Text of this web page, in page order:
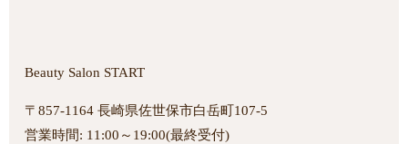
Beauty Salon START
〒857-1164 長崎県佐世保市白岳町107-5
営業時間: 11:00～19:00(最終受付)